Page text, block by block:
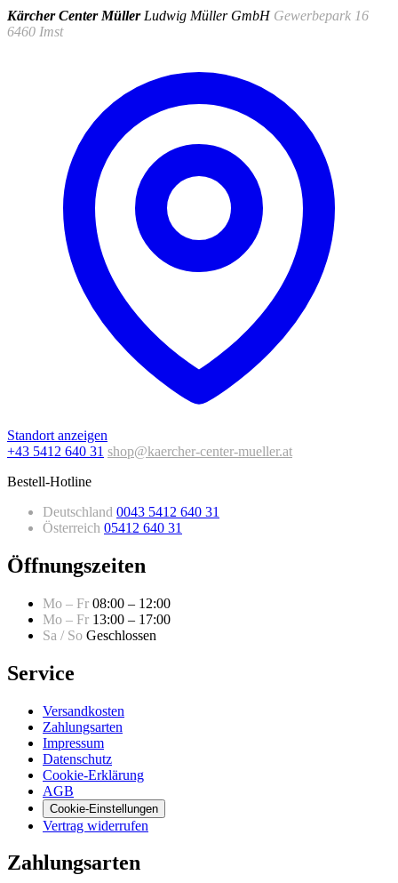
Kärcher Center Müller Ludwig Müller GmbH Gewerbepark 16
6460 Imst
Standort anzeigen
+43 5412 640 31 shop@kaercher-center-mueller.at
Bestell-Hotline
Deutschland 0043 5412 640 31
Österreich 05412 640 31
Öffnungszeiten
Mo – Fr 08:00 – 12:00
Mo – Fr 13:00 – 17:00
Sa / So Geschlossen
Service
Versandkosten
Zahlungsarten
Impressum
Datenschutz
Cookie-Erklärung
AGB
Cookie-Einstellungen
Vertrag widerrufen
Zahlungsarten